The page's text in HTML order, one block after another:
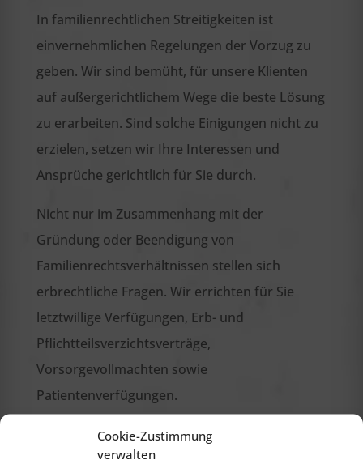
Cookie-Zustimmung
verwalten
In familienrechtlichen Streitigkeiten ist
einvernehmlichen Regelungen der Vorzug zu
geben. Wir sind bemüht, für unsere Klienten
auf außergerichtlichem Wege die beste Lösung
zu erarbeiten. Sind solche Einigungen nicht zu
erzielen, setzen wir Ihre Interessen und
Ansprüche gerichtlich für Sie durch.
Nicht nur im Zusammenhang mit der
Gründung oder Beendigung von
Familienrechtsverhältnissen stellen sich
erbrechtliche Fragen. Wir errichten für Sie
letztwillige Verfügungen, Erb- und
Pflichtteilsverzichtsverträge,
Vorsorgevollmachten sowie
Patientenverfügungen.